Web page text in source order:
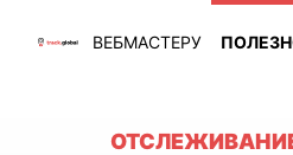
ВЕБМАСТЕРУ